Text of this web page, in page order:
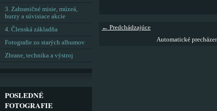
← Predchádzajúce
Automatické
3. Zahraničné misie, múzeá,
burzy a súvisiace akcie
4. Členská základňa
Fotografie zo starých albumov
Zbrane, technika a výstroj
POSLEDNÉ
FOTOGRAFIE